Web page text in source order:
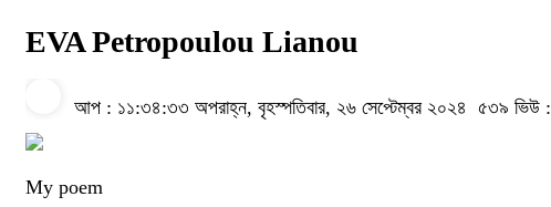
EVA Petropoulou Lianou
আপ : ১১:৩৪:৩৩ অপরাহ্ন, বৃহস্পতিবার, ২৬ সেপ্টেম্বর ২০২৪ ৫৩৯ ভিউ :
My poem